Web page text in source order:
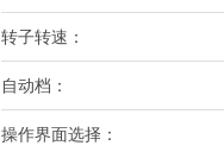
转子转速：
自动档：
操作界面选择：